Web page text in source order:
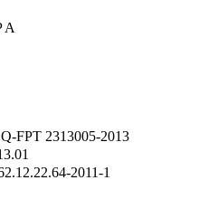
A
FPT 2313005-2013
2011-1